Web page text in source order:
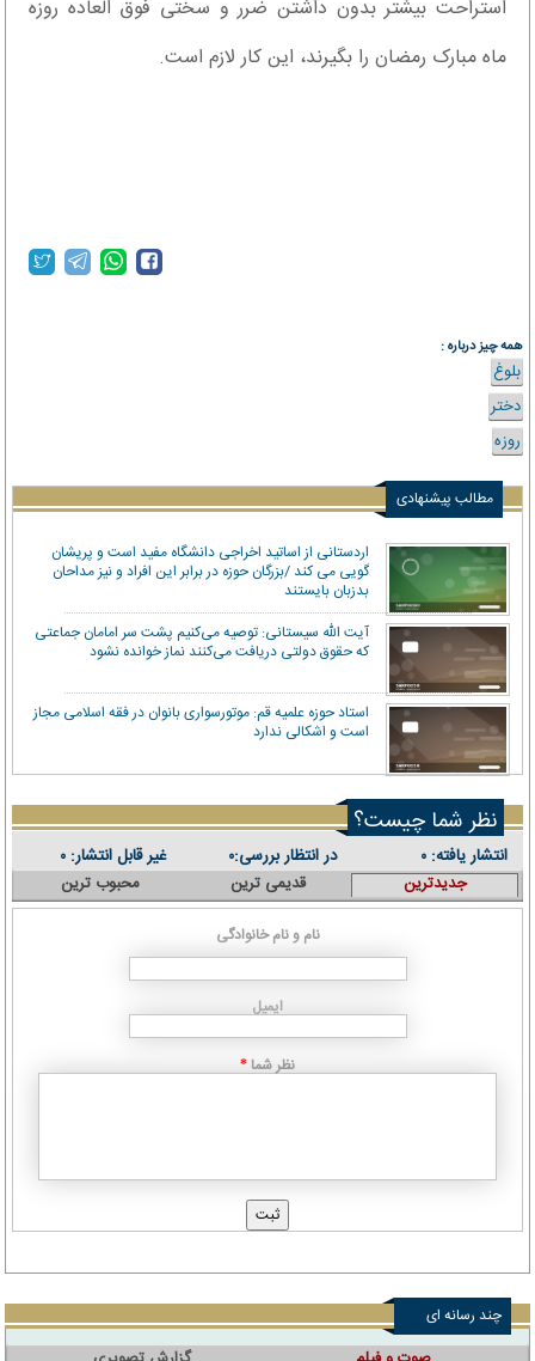
استراحت بیشتر بدون داشتن ضرر و سختی فوق العاده روزه
ماه مبارک رمضان را بگیرند، این کار لازم است.
همه چیز درباره :
بلوغ
دختر
روزه
مطالب پیشنهادی
اردستانی از اساتید اخراجی دانشگاه مفید است و پریشان
گویی می کند /بزرگان حوزه در برابر این افراد و نیز مداحان
بدزبان بایستند
آیت الله سیستانی: توصیه می‌کنیم پشت سر امامان جماعتی
که حقوق دولتی دریافت می‌کنند نماز خوانده نشود
استاد حوزه علمیه قم: موتورسواری بانوان در فقه اسلامی مجاز
است و اشکالی ندارد
نظر شما چیست؟
انتشار یافته: ۰ در انتظار بررسی:۰ غیر قابل انتشار: ۰
جدیدترین قدیمی ترین محبوب ترین
نام و نام خانوادگی
ایمیل
نظر شما *
چند رسانه ای